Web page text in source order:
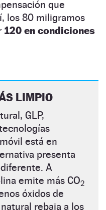
que
los 80 miligramos
120 en condiciones
LIMPIO
GLP,
está en
presenta
A
emite más CO2
óxidos de
rebaja a los